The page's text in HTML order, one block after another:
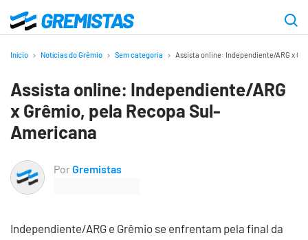
para
principal
Gremistas
Início Notícias do Grêmio Sem categoria Assista online: Independiente/ARG x
Assista online: Independiente/ARG
x Grêmio, pela Recopa Sul-
Americana
PorGremistas
Independiente/ARG e Grêmio se enfrentam pela final da